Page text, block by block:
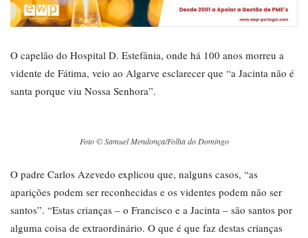
O capelão do Hospital D. Estefânia, onde há 100 anos morreu a
vidente de Fátima, veio ao Algarve esclarecer que “a Jacinta não é
santa porque viu Nossa Senhora”.
Foto © Samuel Mendonça/Folha do Domingo
O padre Carlos Azevedo explicou que, nalguns casos, “as
aparições podem ser reconhecidas e os videntes podem não ser
santos”. “Estas crianças – o Francisco e a Jacinta – são santos por
alguma coisa de extraordinário. O que é que faz destas crianças